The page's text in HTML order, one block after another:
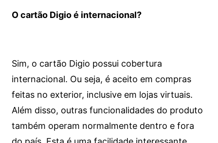
O cartão Digio é internacional?
Sim, o cartão Digio possui cobertura
internacional. Ou seja, é aceito em compras
feitas no exterior, inclusive em lojas virtuais.
Além disso, outras funcionalidades do produto
também operam normalmente dentro e fora